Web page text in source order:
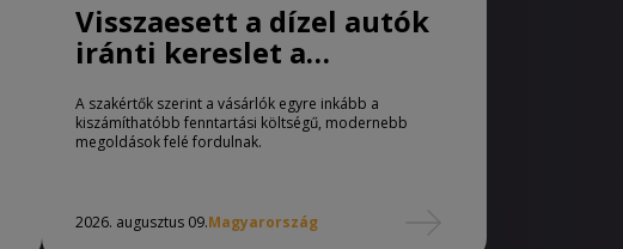
Visszaesett a dízel autók
iránti kereslet a
A szakértők szerint a vásárlók egyre inkább a
kiszámíthatóbb fenntartási költségű, modernebb
megoldások felé fordulnak.
2026. augusztus 09.Magyarország